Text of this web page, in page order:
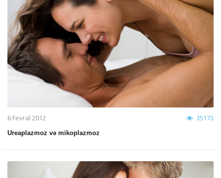
6 Fevral 2012 35173
Ureaplazmoz və mikoplazmoz